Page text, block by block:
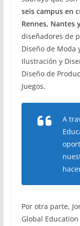
seis campus en
Rennes, Nantes
diseñadores de
Diseño de Moda
Ilustración y
Diseño de
Juegos.
A
Por otra parte,
Global